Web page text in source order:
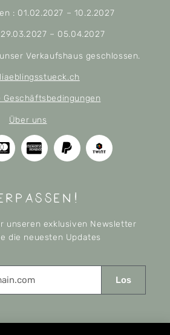
: 01.02.2027 – 10.2.2027
– 05.04.2027
Verkaufshaus geschlossen.
Geschäftsbedingungen
Über uns
unseren exklusiven Newsletter
die neuesten Updates
Los